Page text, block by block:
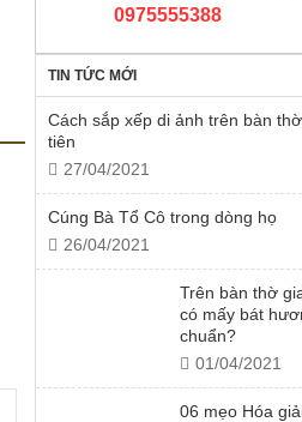
0975555388
TIN TỨC MỚI
Cách sắp xếp di ảnh trên bàn
tiên
27/04/2021
Cúng Bà Tổ Cô trong dòng họ
26/04/2021
Trên bàn thờ
có mấy bát
chuẩn?
01/04/2021
06 mẹo Hóa